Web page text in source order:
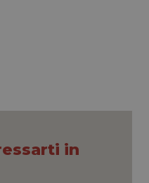
Ulcerosa
in